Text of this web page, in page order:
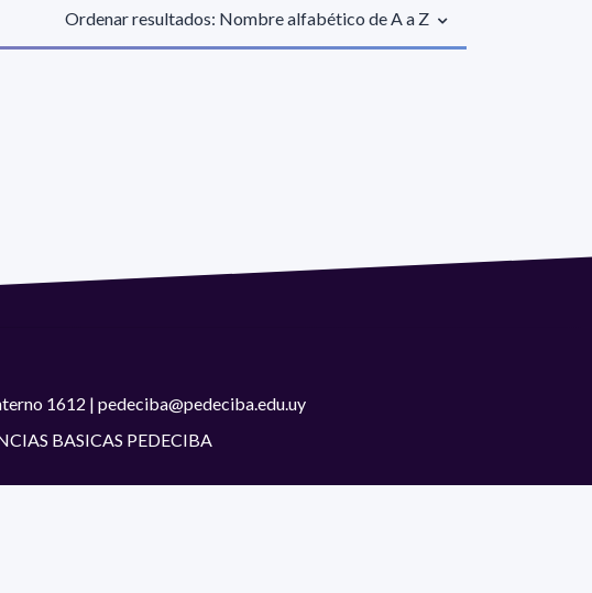
Ordenar resultados: Nombre alfabético de A a Z
1612 | pedeciba@pedeciba.edu.uy
BASICAS PEDECIBA